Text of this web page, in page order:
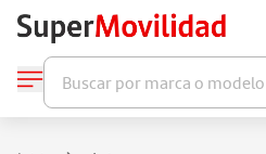
Buscar por marca o modelo